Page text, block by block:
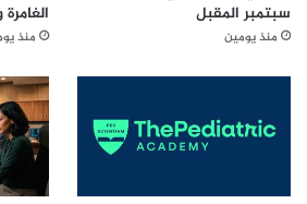
سبتمبر المقبل
منذ يومين منذ